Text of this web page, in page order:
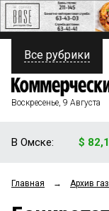
ПОЛИТИКА
ФИНАНСЫ
ОБЩЕСТВО
Все рубрики
Воскресенье, 9 Августа
В Омске: $
Главная → Архив